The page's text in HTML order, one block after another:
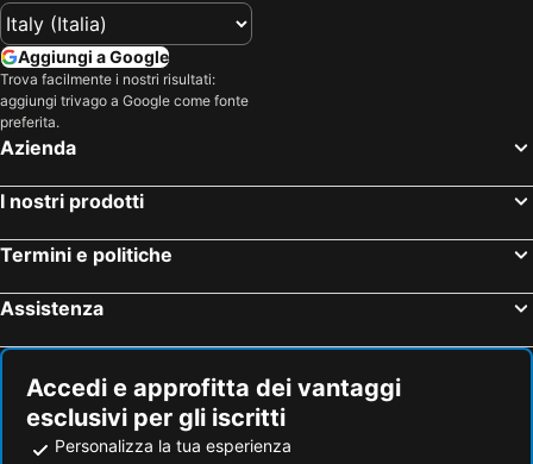
Aggiungi a Google
Trova facilmente i nostri risultati:
aggiungi trivago a Google come fonte
preferita.
Azienda
I nostri prodotti
Termini e politiche
Assistenza
Accedi e approfitta dei vantaggi
esclusivi per gli iscritti
Personalizza la tua esperienza